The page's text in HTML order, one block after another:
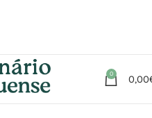
0 0,00